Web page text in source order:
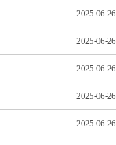
2025-06-26
2025-06-26
2025-06-26
2025-06-26
2025-06-26